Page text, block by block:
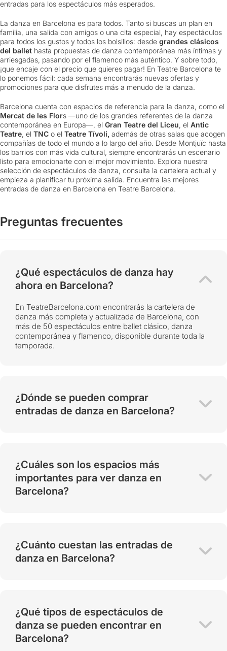
entradas para los espectáculos más esperados.
La danza en Barcelona es para todos. Tanto si buscas un plan en
familia, una salida con amigos o una cita especial, hay espectáculos
para todos los gustos y todos los bolsillos: desde grandes clásicos
del ballet hasta propuestas de danza contemporánea más íntimas y
arriesgadas, pasando por el flamenco más auténtico. Y sobre todo,
¡que encaje con el precio que quieres pagar! En Teatre Barcelona te
lo ponemos fácil: cada semana encontrarás nuevas ofertas y
promociones para que disfrutes más a menudo de la danza.
Barcelona cuenta con espacios de referencia para la danza, como el
Mercat de les Flors —uno de los grandes referentes de la danza
contemporánea en Europa—, el Gran Teatre del Liceu, el Antic
Teatre, el TNC o el Teatre Tívoli, además de otras salas que acogen
compañías de todo el mundo a lo largo del año. Desde Montjuïc hasta
los barrios con más vida cultural, siempre encontrarás un escenario
listo para emocionarte con el mejor movimiento. Explora nuestra
selección de espectáculos de danza, consulta la cartelera actual y
empieza a planificar tu próxima salida. Encuentra las mejores
entradas de danza en Barcelona en Teatre Barcelona.
Preguntas frecuentes
¿Qué espectáculos de danza hay
ahora en Barcelona?
En TeatreBarcelona.com encontrarás la cartelera de
danza más completa y actualizada de Barcelona, con
más de 50 espectáculos entre ballet clásico, danza
contemporánea y flamenco, disponible durante toda la
temporada.
¿Dónde se pueden comprar
entradas de danza en Barcelona?
¿Cuáles son los espacios más
importantes para ver danza en
Barcelona?
¿Cuánto cuestan las entradas de
danza en Barcelona?
¿Qué tipos de espectáculos de
danza se pueden encontrar en
Barcelona?